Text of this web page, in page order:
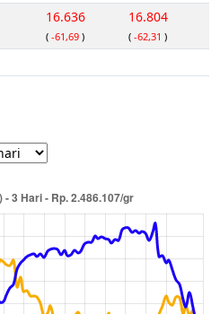
16.636
( -61,69 )
16.804
( -62,31 )